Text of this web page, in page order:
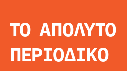
ΤΟ ΑΠΟΛΥΤΟ
ΠΕΡΙΟΔΙΚΟ